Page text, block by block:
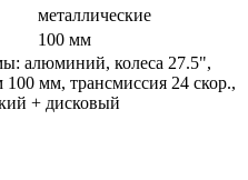
металлические
100 мм
алюминий, колеса 27.5",
мм, трансмиссия 24 скор.,
+ дисковый